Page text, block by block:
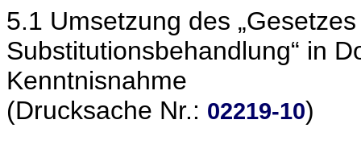
5.1 Umsetzung des
Substitutionsbehandlung“ in
Kenntnisnahme
(Drucksache Nr.: 02219-10)